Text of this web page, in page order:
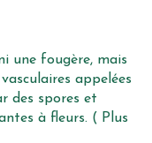
une fougère, mais
appelées
des spores et
à fleurs. ( Plus